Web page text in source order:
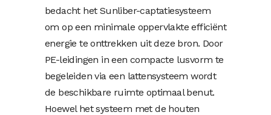
bedacht het Sunliber-captatiesysteem
om op een minimale oppervlakte efficiënt
energie te onttrekken uit deze bron. Door
PE-leidingen in een compacte lusvorm te
begeleiden via een lattensysteem wordt
de beschikbare ruimte optimaal benut.
Hoewel het systeem met de houten